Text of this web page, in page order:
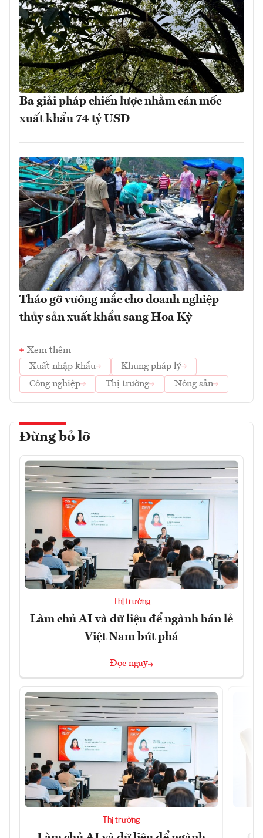
Ba giải pháp chiến lược nhằm cán mốc
xuất khẩu 74 tỷ USD
Tháo gỡ vướng mắc cho doanh nghiệp
thủy sản xuất khẩu sang Hoa Kỳ
Xem thêm
Xuất nhập khẩu
Khung pháp lý
Công nghiệp
Thị trường Nông sản
Đừng bỏ lỡ
Thị trường
Làm chủ AI và dữ liệu để ngành bán lẻ
Việt Nam bứt phá
Đọc ngay
Thị trường